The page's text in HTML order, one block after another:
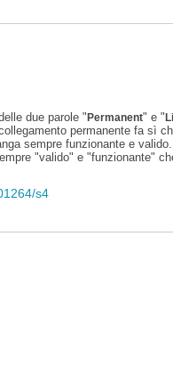
due parole "Permanent" e "
permanente fa sì
sempre funzionante e valido.
"valido" e "funzionante"
s4